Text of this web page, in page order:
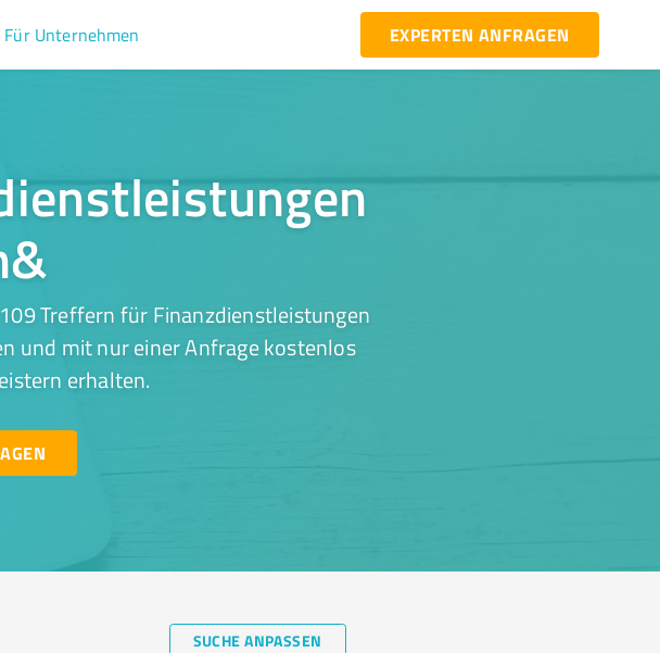
Für Unternehmen EXPERTEN ANFRAGEN
Treffern für Finanzdienstleistungen
und mit nur einer Anfrage kostenlos
erhalten.
SUCHE ANPASSEN